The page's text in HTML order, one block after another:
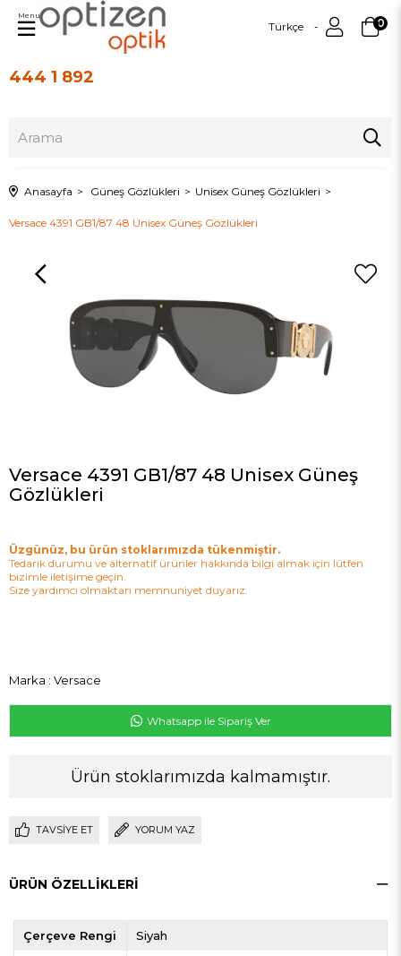
444 1 892
Türkçe 0
Menu
Anasayfa Güneş Gözlükleri Unisex Güneş Gözlükleri
Versace 4391 GB1/87 48 Unisex Güneş Gözlükleri
Versace 4391 GB1/87 48 Unisex Güneş
Gözlükleri
Üzgünüz, bu ürün stoklarımızda tükenmiştir.
Tedarik durumu ve alternatif ürünler hakkında bilgi almak için lütfen
bizimle iletişime geçin.
Size yardımcı olmaktan memnuniyet duyarız.
Marka : Versace
Whatsapp ile Sipariş Ver
Ürün stoklarımızda kalmamıştır.
TAVSIYE ET YORUM YAZ
ÜRÜN ÖZELLIKLERI
Çerçeve Rengi Siyah